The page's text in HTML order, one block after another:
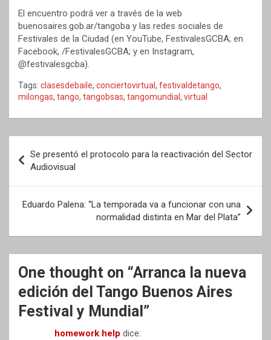
El encuentro podrá ver a través de la web
buenosaires.gob.ar/tangoba y las redes sociales de
Festivales de la Ciudad (en YouTube, FestivalesGCBA; en
Facebook, /FestivalesGCBA; y en Instagram,
@festivalesgcba).
Tags: clasesdebaile, conciertovirtual, festivaldetango,
milongas, tango, tangobsas, tangomundial, virtual
de
entradas
Se presentó el protocolo para la reactivación del Sector
Audiovisual
Eduardo Palena: “La temporada va a funcionar con una
normalidad distinta en Mar del Plata”
One thought on “Arranca la nueva
edición del Tango Buenos Aires
Festival y Mundial ”
homework help dice: